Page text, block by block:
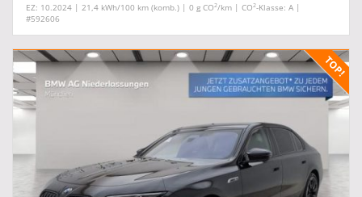
EZ: 10.2024 | 21,4 kWh/100 km (komb.) | 0 g CO2/km | CO2-Klasse: A |
#592606